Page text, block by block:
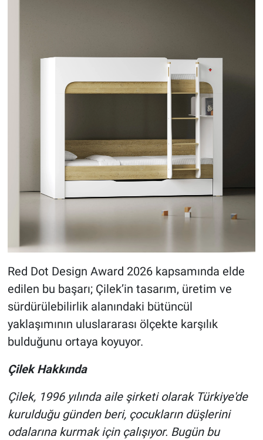
Red Dot Design Award 2026 kapsamında elde
edilen bu başarı; Çilek’in tasarım, üretim ve
sürdürülebilirlik alanındaki bütüncül
yaklaşımının uluslararası ölçekte karşılık
bulduğunu ortaya koyuyor.
Çilek Hakkında
Çilek, 1996 yılında aile şirketi olarak Türkiye'de
kurulduğu günden beri, çocukların düşlerini
odalarına kurmak için çalışıyor. Bugün bu